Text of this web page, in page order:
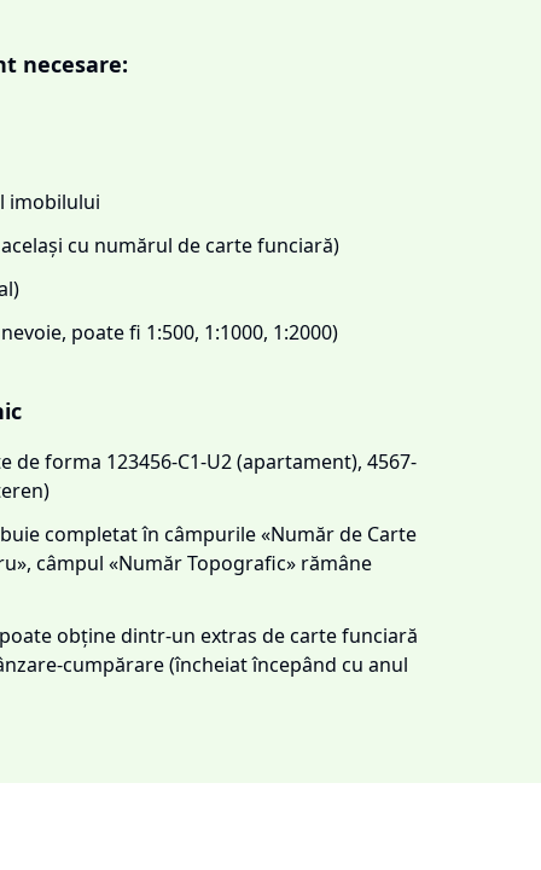
necesare:
imobilului
cu numărul de carte funciară)
poate fi 1:500, 1:1000, 1:2000)
forma 123456-C1-U2 (apartament), 4567-
completat în câmpurile «Număr de Carte
câmpul «Număr Topografic» rămâne
obține dintr-un extras de carte funciară
cumpărare (încheiat începând cu anul